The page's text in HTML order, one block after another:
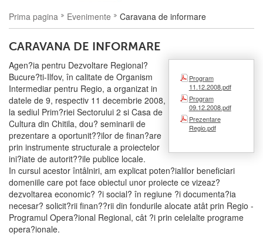
Prima pagina Evenimente Caravana de informare
CARAVANA DE INFORMARE
Program
11.12.2008.pdf
Program
09.12.2008.pdf
Prezentare
Regio.pdf
Agen?ia pentru Dezvoltare Regional?
Bucure?ti-Ilfov, în calitate de Organism
Intermediar pentru Regio, a organizat in
datele de 9, respectiv 11 decembrie 2008,
la sediul Prim?riei Sectorului 2 si Casa de
Cultura din Chitila, dou? seminarii de
prezentare a oportunit??ilor de finan?are
prin instrumente structurale a proiectelor
ini?iate de autorit??ile publice locale.
In cursul acestor întâlniri, am explicat poten?ialilor beneficiari
domeniile care pot face obiectul unor proiecte ce vizeaz?
dezvoltarea economic? ?i social? în regiune ?i documenta?ia
necesar? solicit?rii finan??rii din fondurile alocate atât prin Regio -
Programul Opera?ional Regional, cât ?i prin celelalte programe
opera?ionale.